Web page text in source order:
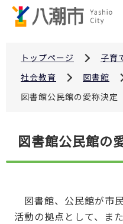
トップページ 子育
社会教育
図書館
図書館公民館の愛称決定
こ
ら
図書館公民館の
図書館、公民館が市
活動の拠点として、ま